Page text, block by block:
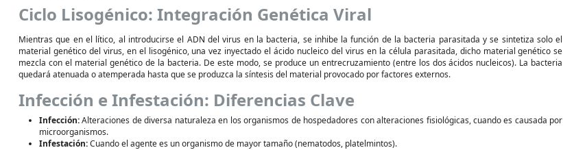
Ciclo Lisogénico: Integración Genética Viral
Mientras que en el lítico, al introducirse el ADN del virus en la bacteria, se inhibe la función de la bacteria parasitada y se sintetiza solo el
material genético del virus, en el lisogénico, una vez inyectado el ácido nucleico del virus en la célula parasitada, dicho material genético se
mezcla con el material genético de la bacteria. De este modo, se produce un entrecruzamiento (entre los dos ácidos nucleicos). La bacteria
quedará atenuada o atemperada hasta que se produzca la síntesis del material provocado por factores externos.
Infección e Infestación: Diferencias Clave
Infección:Alteraciones de diversa naturaleza en los organismos de hospedadores con alteraciones fisiológicas, cuando es causada por
microorganismos.
Infestación:Cuando el agente es un organismo de mayor tamaño (nematodos, platelmintos).